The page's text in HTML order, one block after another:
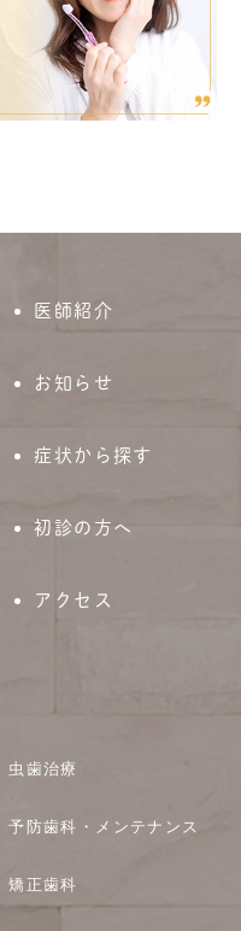
医師紹介
お知らせ
症状から探す
初診の方へ
アクセス
虫歯治療
予防歯科・メンテナンス
矯正歯科